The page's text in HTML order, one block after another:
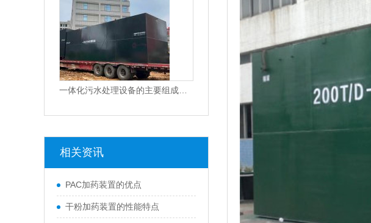
相关资讯
PAC加药装置的优点
干粉加药装置的性能特点